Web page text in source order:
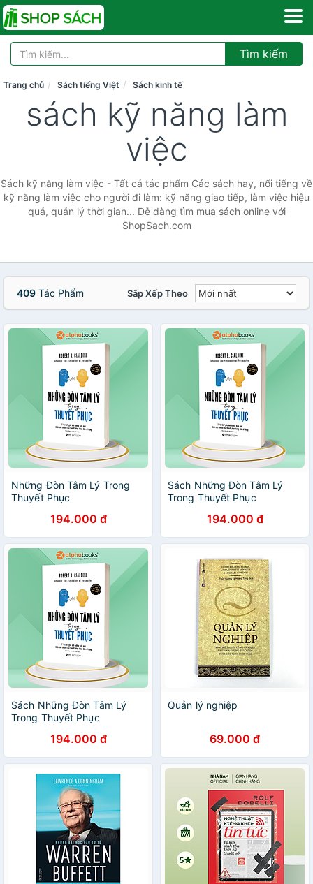
Tìm kiếm
Trang chủ Sách tiếng Việt Sách kinh tế
sách kỹ năng làm
việc
Sách kỹ năng làm việc - Tất cả tác phẩm Các sách hay, nổi tiếng về
kỹ năng làm việc cho người đi làm: kỹ năng giao tiếp, làm việc hiệu
quả, quản lý thời gian... Dễ dàng tìm mua sách online với
ShopSach.com
409 Tác Phẩm Sắp Xếp Theo
Những Đòn Tâm Lý Trong
Thuyết Phục
194.000 đ
Sách Những Đòn Tâm Lý
Trong Thuyết Phục
194.000 đ
Sách Những Đòn Tâm Lý
Trong Thuyết Phục
194.000 đ
Quản lý nghiệp
69.000 đ